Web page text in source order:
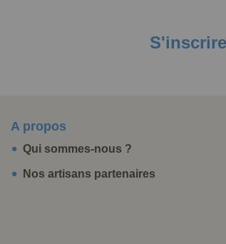
A propos
Qui sommes-nous ?
Nos artisans partenaires